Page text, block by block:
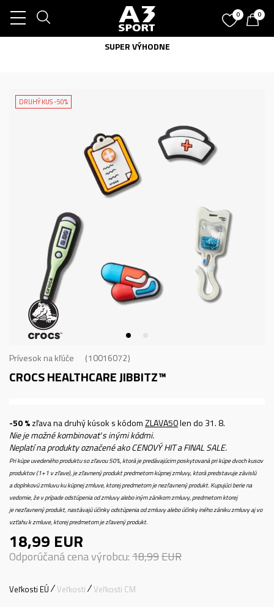
0 0
SUPER VÝHODNE
DRUHÝ KUS -50%
Prívesok na kľúče 10016072
CROCS HEALTHCARE JIBBITZ™
-50 %zľava na druhý kúsok s kódomZLAVA50len do 31. 8.
Nie je možné kombinovať s inými kódmi.
Neplatí na produkty označené ako CENOVÝ HIT a FINAL SALE.
Pri kúpe uvedeného produktu so zľavou 50%, ktorá je predávajúcim poskytovaná pri kúpe dvoch kusov
produktov (1+1 v zľave), je zľavnený produkt predmetom kúpnej zmluvy, ktorá predstavuje závislú
a doplnkovú zmluvu ku kúpnej zmluve, ktorej predmetom je nezľavnený produkt. Kupujúci berie na
vedomie, že v prípade odstúpenia od zmluvy alebo iným zánikom zmluvy, predmetom ktorej
je nezľavnený produkt, nastávajú účinky odstúpenia od zmluvy alebo účinky iného zániku zmluvy aj vo
vzťahu k zmluve, ktorej predmetom je zľavený produkt.
18,99 EUR
Odporúčaná cena výrobcu:18,99EUR
Veľkosti EÚ Veľkosti Veľkosti CM